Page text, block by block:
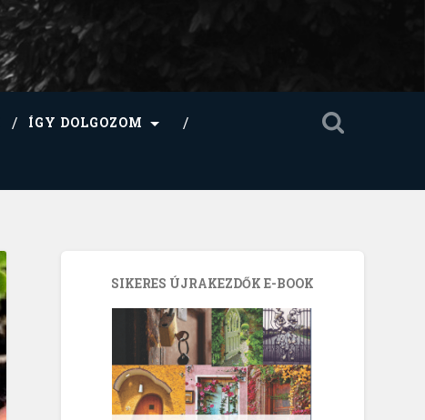
ÍGY DOLGOZOM
SIKERES ÚJRAKEZDŐK E-BOOK